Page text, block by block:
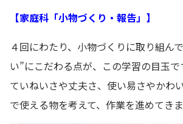
【家庭科「小物づくり・報告」】
４回にわたり、小物づくりに取り組ん
い”にこだわる点が、この学習の目玉で
ていねいさや丈夫さ、使い易さやかわ
で使える物を考えて、作業を進めてきま